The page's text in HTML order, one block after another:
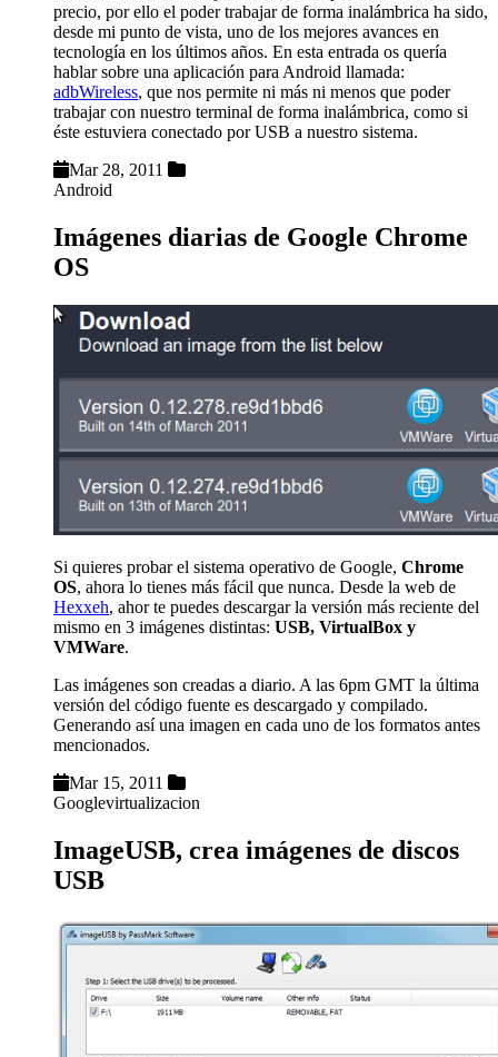
precio, por ello el poder trabajar de forma inalámbrica ha sido,
desde mi punto de vista, uno de los mejores avances en
tecnología en los últimos años. En esta entrada os quería
hablar sobre una aplicación para Android llamada:
adbWireless, que nos permite ni más ni menos que poder
trabajar con nuestro terminal de forma inalámbrica, como si
éste estuviera conectado por USB a nuestro sistema.
Mar 28, 2011
Android
Imágenes diarias de Google Chrome
OS
Si quieres probar el sistema operativo de Google, Chrome
OS, ahora lo tienes más fácil que nunca. Desde la web de
Hexxeh, ahor te puedes descargar la versión más reciente del
mismo en 3 imágenes distintas: USB, VirtualBox y
VMWare.
Las imágenes son creadas a diario. A las 6pm GMT la última
versión del código fuente es descargado y compilado.
Generando así una imagen en cada uno de los formatos antes
mencionados.
Mar 15, 2011
Googlevirtualizacion
ImageUSB, crea imágenes de discos
USB